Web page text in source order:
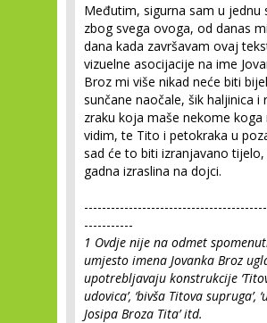
Međutim, sigurna sam u jednu
zbog svega ovoga, od danas
dana kada završavam ovaj
vizuelne asocijacije na ime
Broz mi više nikad neće biti
sunčane naočale, šik haljinica i
zraku koja maše nekome koga
vidim, te Tito i petokraka u
sad će to biti izranjavano tijelo,
gadna izraslina na dojci.
-----------
1 Ovdje nije na odmet
umjesto imena Jovanka Broz
upotrebljavaju konstrukcije
udovica’, ‘bivša Titova supruga’,
Josipa Broza Tita’ itd.